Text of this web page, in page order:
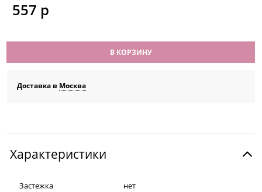
557 р
В КОРЗИНУ
Доставка в Москва
Характеристики
Застежка нет